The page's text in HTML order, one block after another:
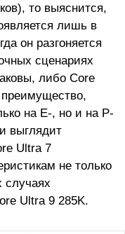
то выяснится,
лишь в
он разгоняется
сценариях
либо Core
на E-, но и на P-
выглядит
Ultra 7
не только
случаях
Ultra 9 285K.